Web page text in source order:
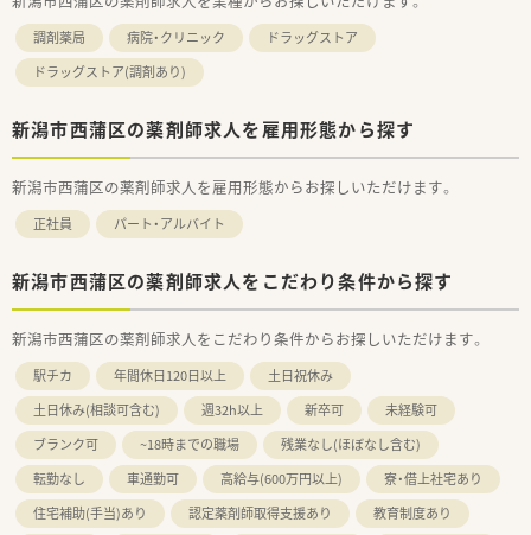
調剤薬局 病院・クリニック
ドラッグストア
ドラッグストア(調剤あり)
新潟市西蒲区の薬剤師求人を雇用形態から探す
新潟市西蒲区の薬剤師求人を雇用形態からお探しいただけます。
正社員 パート・アルバイト
新潟市西蒲区の薬剤師求人をこだわり条件から探す
新潟市西蒲区の薬剤師求人をこだわり条件からお探しいただけます。
駅チカ 年間休日120日以上
土日祝休み
土日休み(相談可含む)
週32h以上 新卒可
未経験可
ブランク可
~18時までの職場
残業なし(ほぼなし含む)
転勤なし
車通勤可 高給与(600万円以上)
寮・借上社宅あり
住宅補助(手当)あり
認定薬剤師取得支援あり
教育制度あり